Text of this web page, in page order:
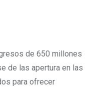
de 650 millones
de las apertura en las
para ofrecer